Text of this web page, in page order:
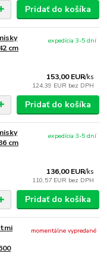
Pridať do košíka
cm
153,00 EUR/ks
124,39 EUR bez DPH
expedícia 3-5 dní
Pridať do košíka
cm
136,00 EUR/ks
110,57 EUR bez DPH
expedícia 3-5 dní
Pridať do košíka
momentálne vypredané